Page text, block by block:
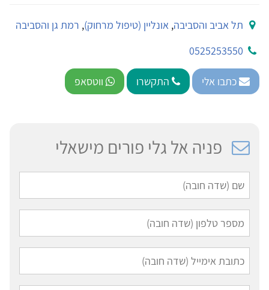
תל אביב והסביבה,אונליין (טיפול מרחוק), רמת גן והסביבה
0525253550
כתבו אלי התקשרו ווטסאפ
פניה אל גלי פורים מישאלי